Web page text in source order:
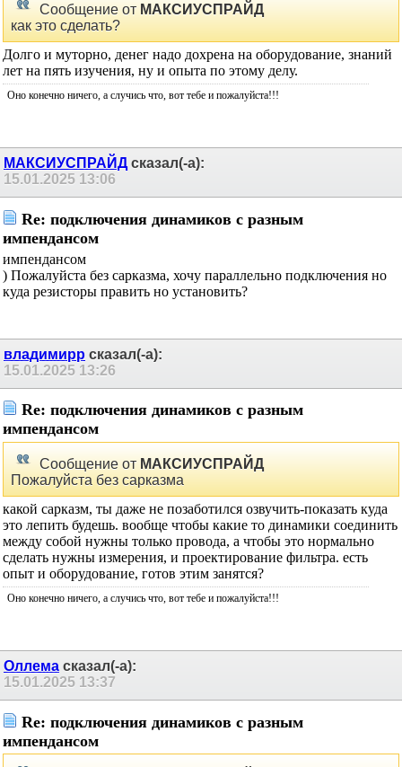
Сообщение от МАКСИУСПРАЙД
как это сделать?
Долго и муторно, денег надо дохрена на оборудование, знаний
лет на пять изучения, ну и опыта по этому делу.
Оно конечно ничего, а случись что, вот тебе и пожалуйста!!!
МАКСИУСПРАЙДсказал(-а):
15.01.2025 13:06
Re: подключения динамиков с разным
импендансом
импендансом
) Пожалуйста без сарказма, хочу параллельно подключения но
куда резисторы править но установить?
владимирр сказал(-а):
15.01.2025 13:26
Re: подключения динамиков с разным
импендансом
Сообщение от МАКСИУСПРАЙД
Пожалуйста без сарказма
какой сарказм, ты даже не позаботился озвучить-показать куда
это лепить будешь. вообще чтобы какие то динамики соединить
между собой нужны только провода, а чтобы это нормально
сделать нужны измерения, и проектирование фильтра. есть
опыт и оборудование, готов этим занятся?
Оно конечно ничего, а случись что, вот тебе и пожалуйста!!!
Оллема сказал(-а):
15.01.2025 13:37
Re: подключения динамиков с разным
импендансом